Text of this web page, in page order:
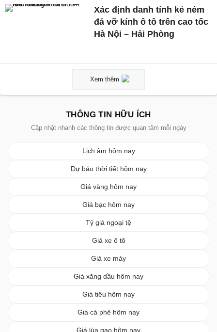
Xác định danh tính kẻ ném
đá vỡ kính ô tô trên cao tốc
Hà Nội – Hải Phòng
Xem thêm
THÔNG TIN HỮU ÍCH
Cập nhật nhanh các thông tin được quan tâm mỗi ngày
Lịch âm hôm nay
Dự báo thời tiết hôm nay
Giá vàng hôm nay
Giá bạc hôm nay
Tỷ giá ngoại tệ
Giá xe ô tô
Giá xe máy
Giá xăng dầu hôm nay
Giá tiêu hôm nay
Giá cà phê hôm nay
Giá lúa gạo hôm nay